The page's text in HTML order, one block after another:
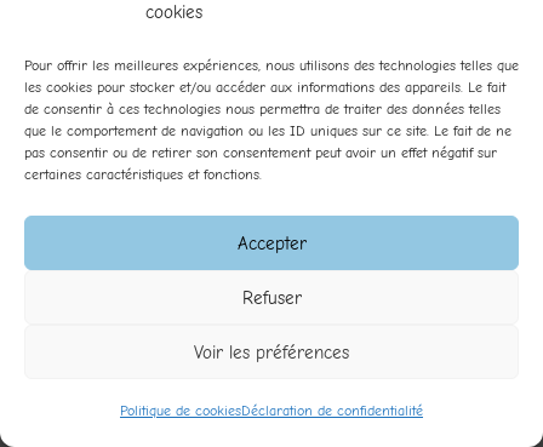
cookies
Pour offrir les meilleures expériences, nous utilisons des technologies telles que
les cookies pour stocker et/ou accéder aux informations des appareils. Le fait
de consentir à ces technologies nous permettra de traiter des données telles
que le comportement de navigation ou les ID uniques sur ce site. Le fait de ne
pas consentir ou de retirer son consentement peut avoir un effet négatif sur
certaines caractéristiques et fonctions.
Accepter
Refuser
Voir les préférences
Politique de cookiesDéclaration de confidentialité
info@lesoiseaux.ch
B&B les Oiseaux ©2026 - Gestion des cookies-Réalisé
par l'agence web Digital Romandie -Dernière mise à jour
le 07.08.2026